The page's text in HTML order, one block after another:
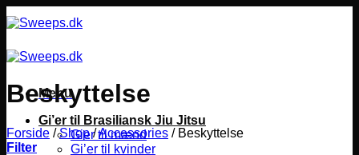
til
Menu
Gi’er til Brasiliansk Jiu Jitsu
Gier til mænd
Gi’er til kvinder
Beskyttelse
Forside / Shop /Accessories /Beskyttelse
Filter